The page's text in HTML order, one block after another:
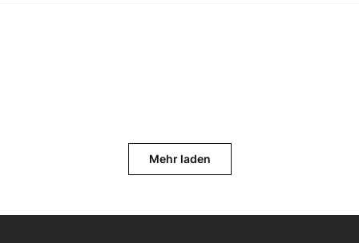
Mehr laden